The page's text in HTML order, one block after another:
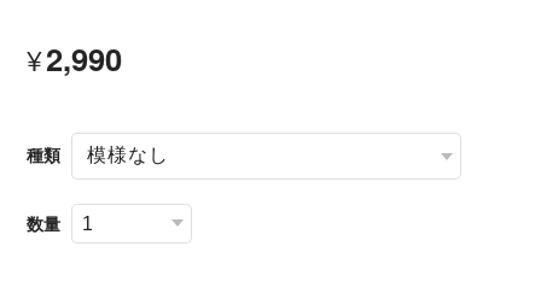
¥2,990
種類
数量